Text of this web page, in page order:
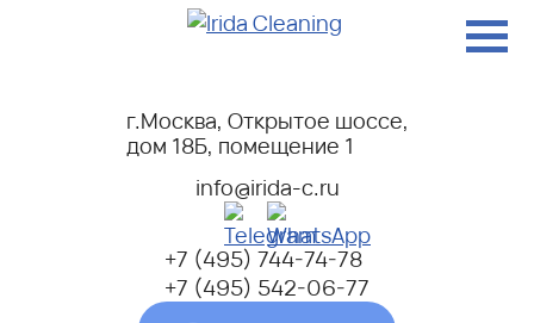
г.Москва, Открытое шоссе,
дом 18Б, помещение 1
info@irida-c.ru
+7 (495) 744-74-78
+7 (495) 542-06-77